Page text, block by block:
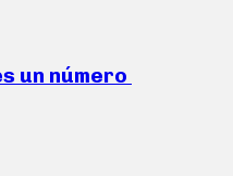
un número